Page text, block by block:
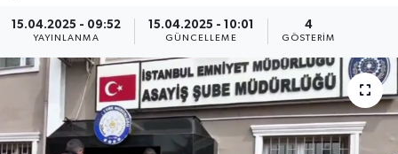
15.04.2025 - 09:52
YAYINLANMA
15.04.2025 - 10:01
GÜNCELLEME
4
GÖSTERIM
TEKNOLOJİ
TÜRKİYE
Haber Arşivi